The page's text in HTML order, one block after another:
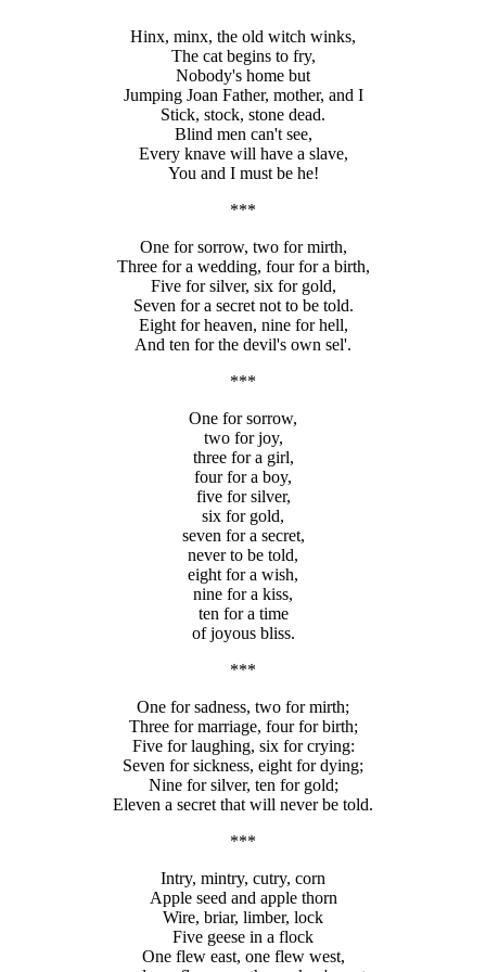
Hinx, minx, the old witch winks,
The cat begins to fry,
Nobody's home but
Jumping Joan Father, mother, and I
Stick, stock, stone dead.
Blind men can't see,
Every knave will have a slave,
You and I must be he!
***
One for sorrow, two for mirth,
Three for a wedding, four for a birth,
Five for silver, six for gold,
Seven for a secret not to be told.
Eight for heaven, nine for hell,
And ten for the devil's own sel'.
***
One for sorrow,
two for joy,
three for a girl,
four for a boy,
five for silver,
six for gold,
seven for a secret,
never to be told,
eight for a wish,
nine for a kiss,
ten for a time
of joyous bliss.
***
One for sadness, two for mirth;
Three for marriage, four for birth;
Five for laughing, six for crying:
Seven for sickness, eight for dying;
Nine for silver, ten for gold;
Eleven a secret that will never be told.
***
Intry, mintry, cutry, corn
Apple seed and apple thorn
Wire, briar, limber, lock
Five geese in a flock
One flew east, one flew west,